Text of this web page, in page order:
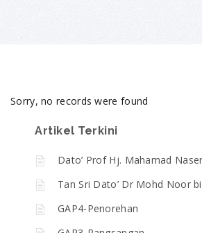
Sorry, no records were found
Artikel Terkini
Dato’ Prof Hj. Mahamad
Tan Sri Dato’ Dr Mohd Noor
GAP4-Penorehan